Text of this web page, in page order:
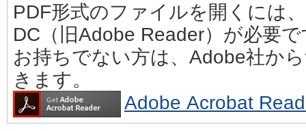
PDF形式のファイルを開くには
DC（旧Adobe Reader）が必要
お持ちでない方は、Adobe社か
きます。
Adobe Acrobat